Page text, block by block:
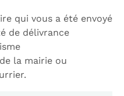
qui vous a été envoyé
de délivrance
la mairie ou